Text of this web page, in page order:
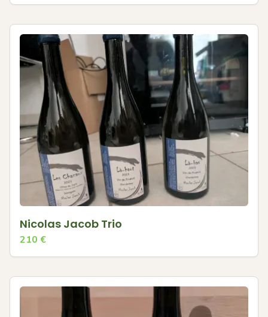
Nicolas Jacob Trio
210 €